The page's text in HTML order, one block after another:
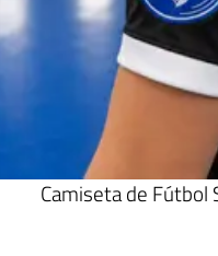
Camiseta de Fútbol